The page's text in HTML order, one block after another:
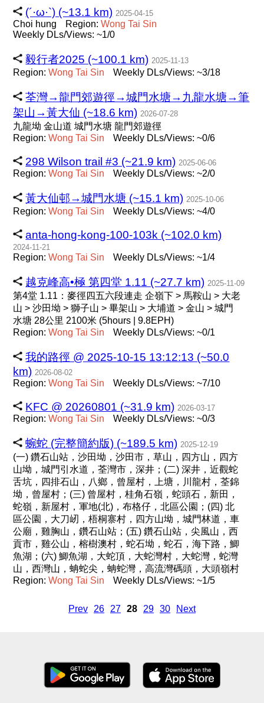
(´·ω·`) (~13.1 km) 2025-04-15
Choi hung Region:Wong Tai Sin
Weekly DLs/Views: ~1/0
毅行者2025 (~100.1 km) 2025-11-13
Region:Wong Tai Sin Weekly DLs/Views: ~3/18
荃灣→龍門郊遊徑→城門水塘→九龍水塘→筆
架山→黃大仙 (~18.6 km) 2026-07-28
九龍坳 金山道 城門水塘 龍門郊遊徑
Region:Wong Tai Sin Weekly DLs/Views: ~0/6
298 Wilson trail #3 (~21.9 km) 2025-06-06
Region:Wong Tai Sin Weekly DLs/Views: ~2/0
黃大仙邨→城門水塘 (~15.1 km) 2025-10-06
Region:Wong Tai Sin Weekly DLs/Views: ~4/0
anta-hong-kong-100-103k (~102.0 km)
2024-11-21
Region:Wong Tai Sin Weekly DLs/Views: ~1/4
越克峰高•極 第四堂 1.11 (~27.7 km) 2025-11-09
第4堂 1.11：麥徑四五六段連走 企嶺下 > 馬鞍山 > 大老
山 > 沙田坳 > 獅子山 > 畢架山 > 大埔道 > 金山 > 城門
水塘 28公里 2100米 (5hours | 9.8EPH)
Region:Wong Tai Sin Weekly DLs/Views: ~0/1
我的路徑 @ 2025-10-15 13:12:13 (~50.0
km) 2026-08-02
Region:Wong Tai Sin Weekly DLs/Views: ~7/10
KFC @ 20260801 (~31.9 km) 2026-03-17
Region:Wong Tai Sin Weekly DLs/Views: ~0/3
蜿蛇 (完整簡約版) (~189.5 km) 2025-12-19
(一) 鑽石山站，沙田坳，沙田市，草山，四方山，四方
山坳，城門引水道，荃灣市，深井；(二) 深井，近觀蛇
舌坑，四排石山，八鄉，曾屋村，上塘，川龍村，荃錦
坳，曾屋村；(三) 曾屋村，桂角石嶺，蛇頭石，新田，
蛇嶺，新屋村，軍地(北)，布格仔，北區公園；(四) 北
區公園，大刀屻，梧桐寨村，四方山坳，城門林道，車
公廟，雞胸山，鑽石山站；(五) 鑽石山站，尖風山，西
貢市，雞公山，榕樹澳村，蛇石坳，蛇石，海下路，鯽
魚湖；(六) 鯽魚湖，大蛇頂，大蛇灣村，大蛇灣，蛇灣
山，西灣山，蚺蛇尖，蚺蛇灣，高流灣碼頭，大頭嶺村
Region:Wong Tai Sin Weekly DLs/Views: ~1/5
Prev 26 27 28 29 30 Next